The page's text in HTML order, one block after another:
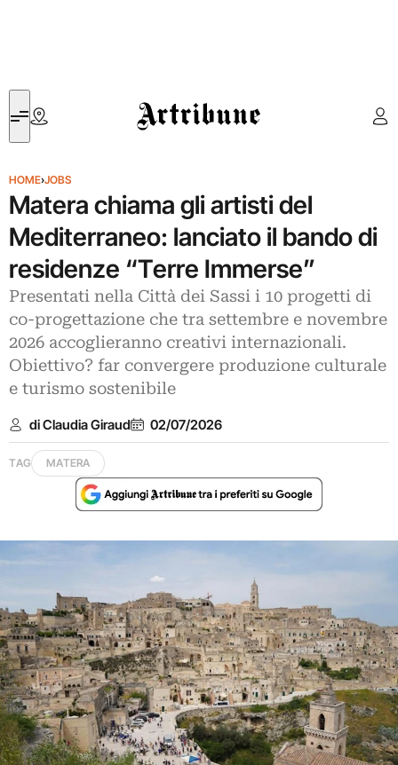
Artribune
HOME›JOBS
Matera chiama gli artisti del
Mediterraneo: lanciato il bando di
residenze “Terre Immerse”
Presentati nella Città dei Sassi i 10 progetti di
co-progettazione che tra settembre e novembre
2026 accoglieranno creativi internazionali.
Obiettivo? far convergere produzione culturale
e turismo sostenibile
di Claudia Giraud 02/07/2026
TAG MATERA